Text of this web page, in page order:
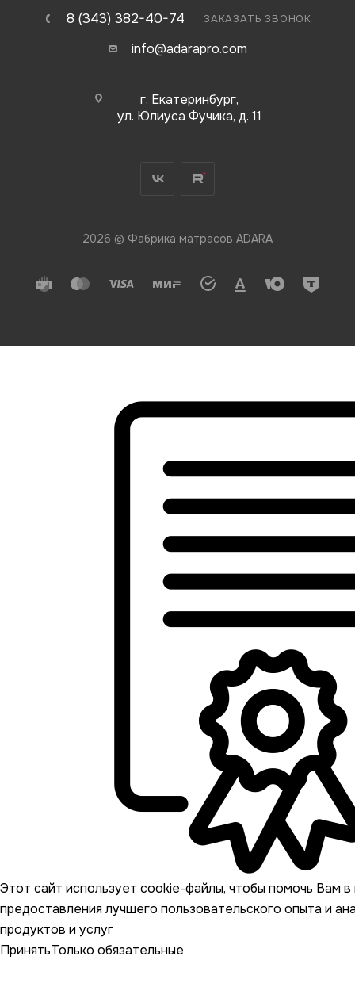
8 (343) 382-40-74 ЗАКАЗАТЬ ЗВОНОК
info@adarapro.com
г. Екатеринбург,
ул. Юлиуса Фучика, д. 11
2026 © Фабрика матрасов ADARA
Этот сайт использует cookie-файлы, чтобы помочь Вам в
предоставления лучшего пользовательского опыта и
продуктов и услуг
ПринятьТолько обязательные